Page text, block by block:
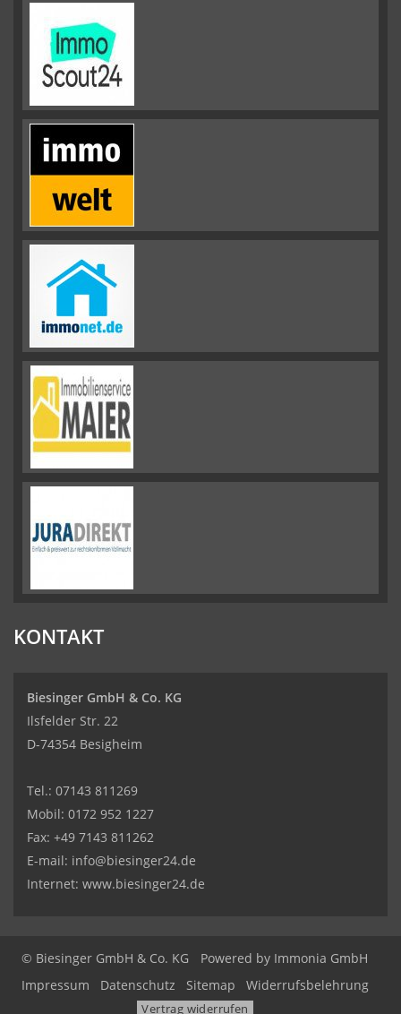
KONTAKT
Biesinger GmbH & Co. KG
Ilsfelder Str. 22
D-74354 Besigheim
Tel.: 07143 811269
Mobil: 0172 952 1227
Fax: +49 7143 811262
E-mail: info@biesinger24.de
Internet: www.biesinger24.de
© Biesinger GmbH & Co. KG Powered by Immonia GmbH
Impressum
Datenschutz Sitemap Widerrufsbelehrung
Vertrag widerrufen